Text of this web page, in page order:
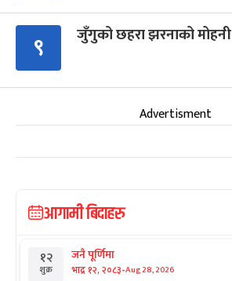
९ जुँगुको छहरा झरनाको मोहनी
Advertisment
आगामी बिदाहरु
१२
शुक्र
जनै पूर्णिमा
भाद्र १२, २०८३-Aug 28, 2026